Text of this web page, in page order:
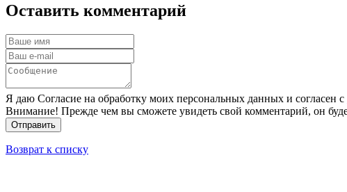
Оставить комментарий
Я даю Согласие на обработку моих персональных данных и согласен с
Внимание! Прежде чем вы сможете увидеть свой комментарий, он
Отправить
Возврат к списку